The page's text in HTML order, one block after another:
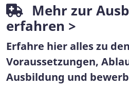
Mehr zur
erfahren >
Erfahre hier alles zu den
Voraussetzungen,
Ausbildung und